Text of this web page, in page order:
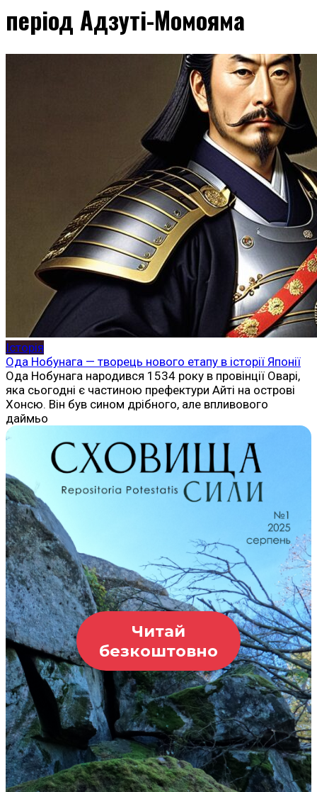
період Адзуті-Момояма
Історія
Ода Нобунага — творець нового етапу в історії Японії
Ода Нобунага народився 1534 року в провінції Оварі,
яка сьогодні є частиною префектури Айті на острові
Хонсю. Він був сином дрібного, але впливового
даймьо
Читай
безкоштовно